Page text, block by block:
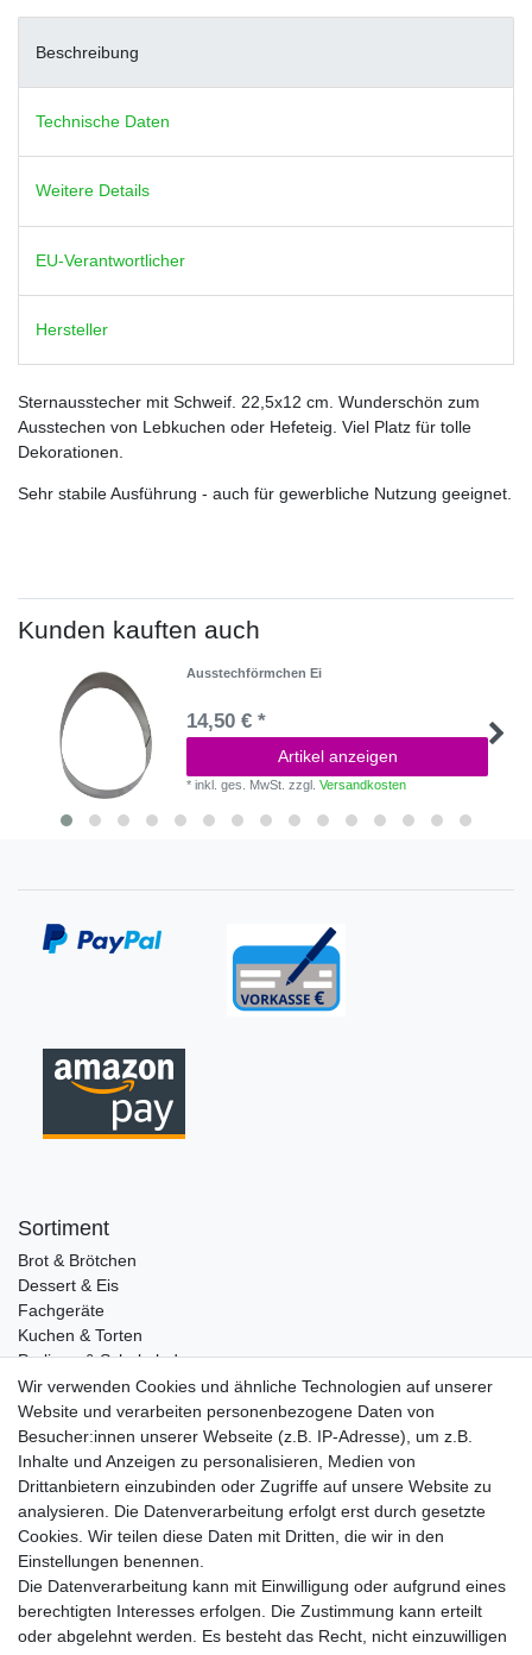
Beschreibung
Technische Daten
Weitere Details
EU-Verantwortlicher
Hersteller
Sternausstecher mit Schweif. 22,5x12 cm. Wunderschön zum
Ausstechen von Lebkuchen oder Hefeteig. Viel Platz für tolle
Dekorationen.
Sehr stabile Ausführung - auch für gewerbliche Nutzung geeignet.
Kunden kauften auch
Ausstechförmchen Ei
14,50 € *
Artikel anzeigen
*inkl. ges. MwSt. zzgl.Versandkosten
Sortiment
Brot & Brötchen
Dessert & Eis
Fachgeräte
Kuchen & Torten
Pralinen & Schokolade
Lebensmittel
Gutscheine
Informationen
Zahlungsarten
Versandkosten
Service
Rezepte
Newsletter
Blog
Wir verwenden Cookies und ähnliche Technologien auf unserer
Website und verarbeiten personenbezogene Daten von
Besucher:innen unserer Webseite (z.B. IP-Adresse), um z.B.
Inhalte und Anzeigen zu personalisieren, Medien von
Drittanbietern einzubinden oder Zugriffe auf unsere Website zu
analysieren. Die Datenverarbeitung erfolgt erst durch gesetzte
Cookies. Wir teilen diese Daten mit Dritten, die wir in den
Einstellungen benennen.
Die Datenverarbeitung kann mit Einwilligung oder aufgrund eines
berechtigten Interesses erfolgen. Die Zustimmung kann erteilt
oder abgelehnt werden. Es besteht das Recht, nicht einzuwilligen